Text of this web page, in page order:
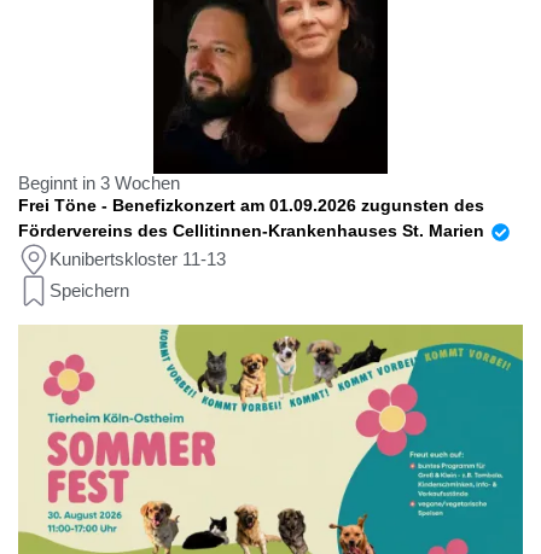
Beginnt in 3 Wochen
Frei Töne - Benefizkonzert am 01.09.2026 zugunsten des
Fördervereins des Cellitinnen-Krankenhauses St. Marien
Kunibertskloster 11-13
Speichern